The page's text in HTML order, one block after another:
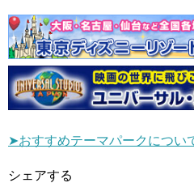
➤おすすめテーマパークについ
シェアする